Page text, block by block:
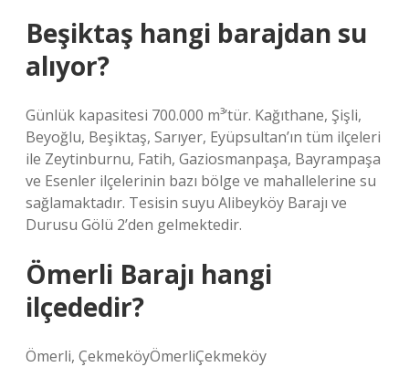
Beşiktaş hangi barajdan su
alıyor?
Günlük kapasitesi 700.000 m³’tür. Kağıthane, Şişli,
Beyoğlu, Beşiktaş, Sarıyer, Eyüpsultan’ın tüm ilçeleri
ile Zeytinburnu, Fatih, Gaziosmanpaşa, Bayrampaşa
ve Esenler ilçelerinin bazı bölge ve mahallelerine su
sağlamaktadır. Tesisin suyu Alibeyköy Barajı ve
Durusu Gölü 2’den gelmektedir.
Ömerli Barajı hangi
ilçededir?
Ömerli, ÇekmeköyÖmerliÇekmeköy